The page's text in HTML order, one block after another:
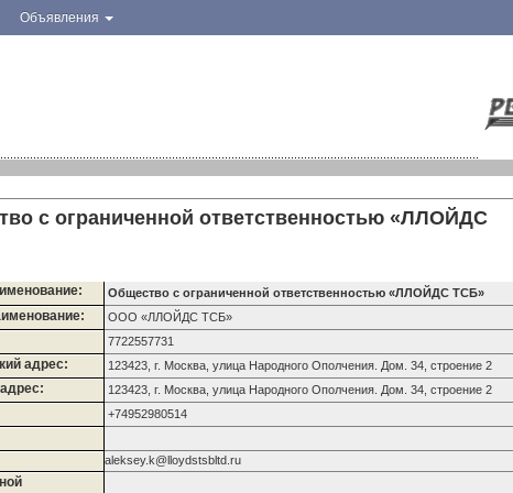
Объявления
с ограниченной ответственностью «ЛЛОЙДС
Общество с ограниченной ответственностью «ЛЛОЙДС ТСБ»
ООО «ЛЛОЙДС ТСБ»
7722557731
адрес: 123423, г. Москва, улица Народного Ополчения. Дом. 34, строение 2
123423, г. Москва, улица Народного Ополчения. Дом. 34, строение 2
+74952980514
aleksey.k@lloydstsbltd.ru